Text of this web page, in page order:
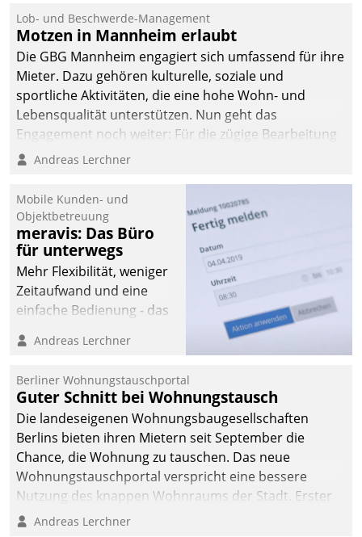
operativen
Instandhaltung in die
SAP-Systemlandschaft
deutscher
Wohnungsunternehmen
– und beschleunigt damit
Mieteranliegen zum
Lob- und Beschwerde-Management
Motzen in Mannheim erlaubt
Die GBG Mannheim engagiert sich umfassend für ihre
Mieter. Dazu gehören kulturelle, soziale und
sportliche Aktivitäten, die eine hohe Wohn- und
Lebensqualität unterstützen. Nun geht das
Engagement noch weiter: Für die zügige Bearbeitung
von Beschwerden – oder Lob – richtet das
und Beschwerde-Management einen eigenen Kanal
ein.
Andreas Lerchner
Mobile Kunden- und
Objektbetreuung
meravis: Das Büro
für unterwegs
Mehr Flexibilität, weniger
Zeitaufwand und eine
einfache Bedienung - das
Cockpit für mobile
Datatrain. Die meravis
Wohnungsbau- und
Immobilien GmbH hat
sich dabei für den Betrieb
der Lösung über die SAP
Cloud Platform
entschieden - als erstes
Unternehmen am
Andreas Lerchner
Berliner Wohnungstauschportal
Guter Schnitt bei Wohnungstausch
Die landeseigenen Wohnungsbaugesellschaften
Berlins bieten ihren Mietern seit September die
Chance, die Wohnung zu tauschen. Das neue
Wohnungstauschportal verspricht eine bessere
Nutzung des knappen Wohnraums der Stadt. Erster
Anwendungsfall für Datatrains Lösung API-Hub mit
Andreas Lerchner